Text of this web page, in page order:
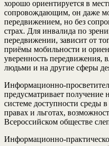
хорошо ориентируется в
сопровождающим, он даже
передвижением, но без
страх. Для инвалида по
передвижении, зависит от
приёмы мобильности и
уверенность передвижения,
людьми и на другие сферы
Информационно-
предусматривает
системе доступности среды
правах и льготах,
Всероссийском обществе
Информационно-